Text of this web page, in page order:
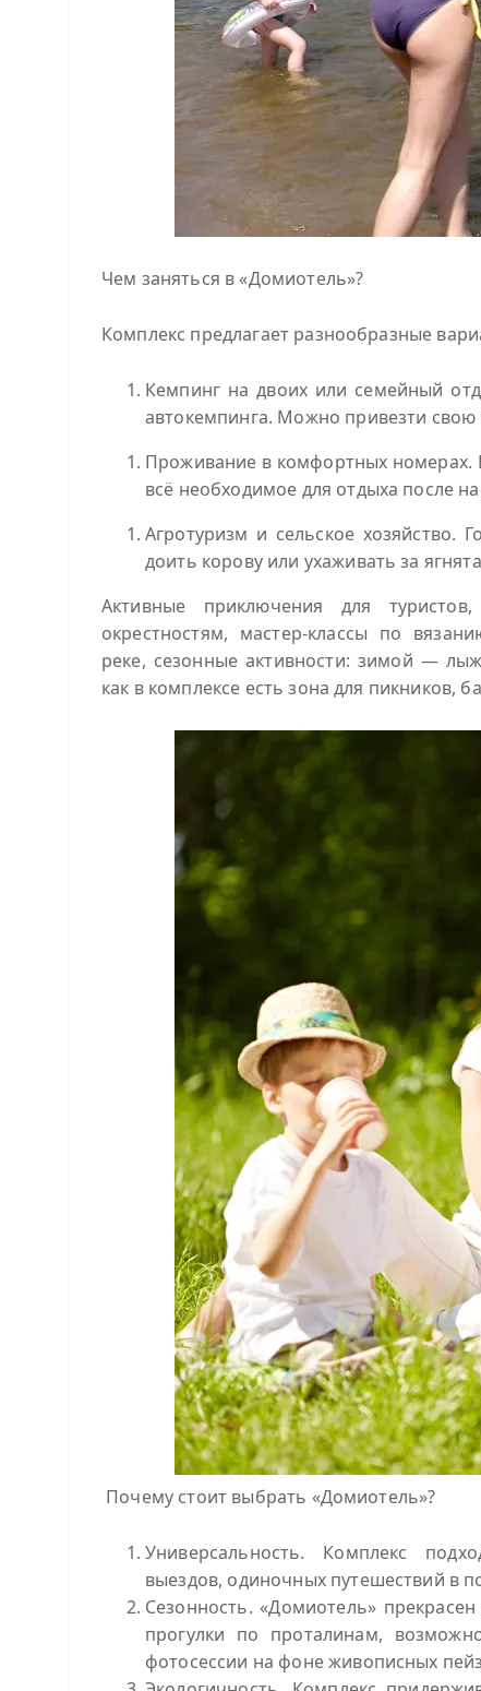
Чем заняться в «Домиотель»?
Комплекс предлагает разнообразные
Кемпинг на двоих или семейный
автокемпинга. Можно привезти свою
Проживание в комфортных номерах.
всё необходимое для отдыха после
Агротуризм и сельское хозяйство.
доить корову или ухаживать за
Активные приключения для
окрестностям, мастер‑классы по
реке, сезонные активности: зимой —
как в комплексе есть зона для пикников,
Почему стоит выбрать «Домиотель»?
Универсальность. Комплекс
выездов, одиночных путешествий в
Сезонность. «Домиотель»
прогулки по проталинам,
фотосессии на фоне живописных